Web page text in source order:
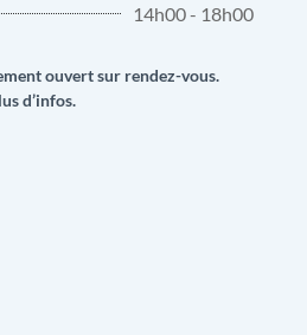
14h00 - 18h00
ouvert sur rendez-vous.
d’infos.